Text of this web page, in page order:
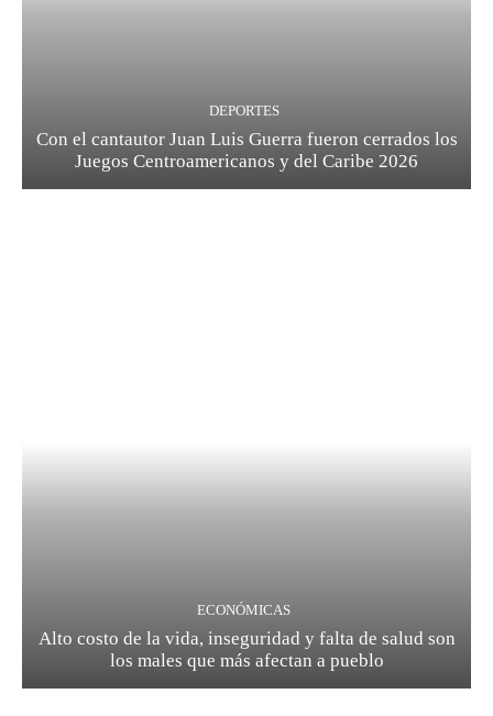
DEPORTES
Con el cantautor Juan Luis Guerra fueron cerrados los
Juegos Centroamericanos y del Caribe 2026
ECONÓMICAS
Alto costo de la vida, inseguridad y falta de salud son
los males que más afectan a pueblo